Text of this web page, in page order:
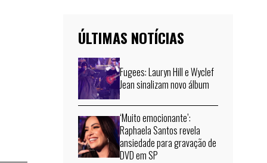
ÚLTIMAS NOTÍCIAS
Fugees: Lauryn Hill e Wyclef
Jean sinalizam novo álbum
‘Muito emocionante’:
Raphaela Santos revela
ansiedade para gravação de
DVD em SP